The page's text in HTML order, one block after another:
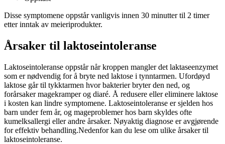
Disse symptomene oppstår vanligvis innen 30 minutter til 2 timer
etter inntak av meieriprodukter.
Årsaker til laktoseintoleranse
Laktoseintoleranse oppstår når kroppen mangler det laktaseenzymet
som er nødvendig for å bryte ned laktose i tynntarmen. Ufordøyd
laktose går til tykktarmen hvor bakterier bryter den ned, og
forårsaker magekramper og diaré. Å redusere eller eliminere laktose
i kosten kan lindre symptomene. Laktoseintoleranse er sjelden hos
barn under fem år, og mageproblemer hos barn skyldes ofte
kumelksallergi eller andre årsaker. Nøyaktig diagnose er avgjørende
for effektiv behandling.Nedenfor kan du lese om ulike årsaker til
laktoseintoleranse.